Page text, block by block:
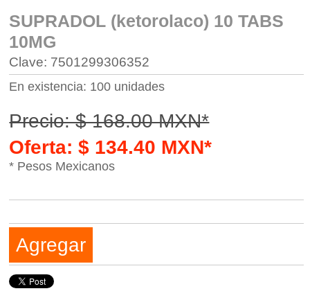
SUPRADOL (ketorolaco) 10 TABS
10MG
Clave: 7501299306352
En existencia: 100 unidades
Precio: $ 168.00 MXN*
Oferta: $ 134.40 MXN*
* Pesos Mexicanos
Agregar